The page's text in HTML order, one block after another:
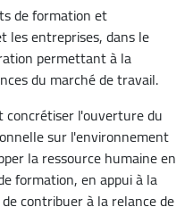
de formation et
les entreprises, dans le
permettant à la
du marché de travail.
concrétiser l'ouverture du
sur l'environnement
la ressource humaine en
formation, en appui à la
contribuer à la relance de